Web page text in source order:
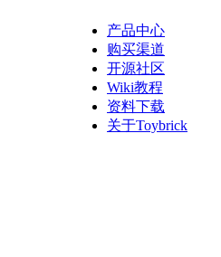
产品中心
购买渠道
开源社区
Wiki教程
资料下载
关于Toybrick